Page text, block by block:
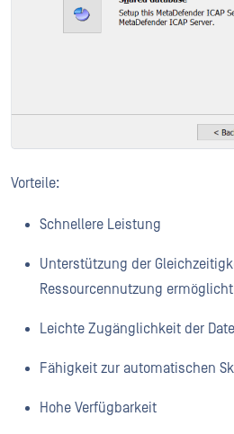
Vorteile:
Schnellere Leistung
Unterstützung der
Ressourcennutzung
Leichte Zugänglichkeit der
Fähigkeit zur automatischen
Hohe Verfügbarkeit